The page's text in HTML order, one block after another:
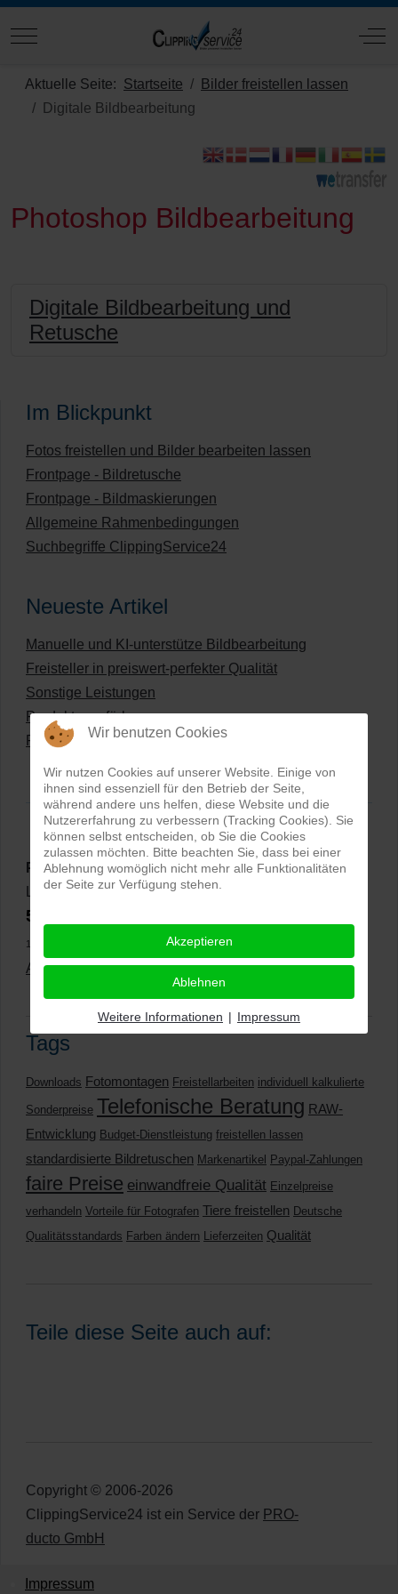
Mobile Menu Toggle Off-
Aktuelle Seite: Startseite
Bilder freistellen lassen
Digitale Bildbearbeitung
Photoshop Bildbearbeitung
Digitale Bildbearbeitung und
Retusche
Im Blickpunkt
Fotos freistellen und Bilder bearbeiten lassen
Frontpage - Bildretusche
Frontpage - Bildmaskierungen
Allgemeine Rahmenbedingungen
Suchbegriffe ClippingService24
Neueste Artikel
Manuelle und KI-unterstütze Bildbearbeitung
Freisteller in preiswert-perfekter Qualität
Sonstige Leistungen
Produkte umfärben
Preisliste für digitale Bildbearbeitung
PRO-ducto GmbH, Fotografie und Bildbearbeitung in
Lichtenau
5,0
11.01.2026)
Alle Rezensionen ansehen|Bewertung abgeben
Tags
Downloads Fotomontagen Freistellarbeiten individuell kalkulierte
Sonderpreise Telefonische Beratung RAW-
Entwicklung Budget-Dienstleistung freistellen lassen
standardisierte Bildretuschen Markenartikel Paypal-Zahlungen
faire Preise einwandfreie Qualität Einzelpreise
verhandeln Vorteile für Fotografen Tiere freistellen Deutsche
Qualitätsstandards Farben ändern Lieferzeiten Qualität
Teile diese Seite auch auf:
Copyright © 2006-2026
ClippingService24 ist ein Service der PRO-
ducto GmbH
Impressum
Wir benutzen Cookies
Wir nutzen Cookies auf unserer Website. Einige von
ihnen sind essenziell für den Betrieb der Seite,
während andere uns helfen, diese Website und die
Nutzererfahrung zu verbessern (Tracking Cookies). Sie
können selbst entscheiden, ob Sie die Cookies
zulassen möchten. Bitte beachten Sie, dass bei einer
Ablehnung womöglich nicht mehr alle Funktionalitäten
der Seite zur Verfügung stehen.
Akzeptieren
Ablehnen
Weitere Informationen | Impressum